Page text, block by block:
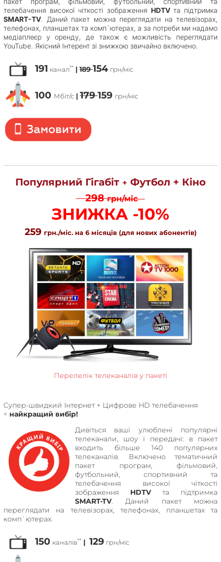
телебачення високої чіткості зображення HDTV та підтримка
SMART-TV. Даний пакет можна переглядати на телевізорах,
телефонах, планшетах та комп`ютерах, а за потреби ми надамо
медіаплеєр у оренду, де також є можливість переглядати
YouTube. Якісний Інтерент зі знижкою звичайно включено.
191 канал** | 189154 грн/міс
100 Мбіт/с | 179159 грн/міс
Популярний Гігабіт + Футбол + Кіно
298 грн/міс
ЗНИЖКА -10%
259 грн./міс. на 6 місяців (для нових абонентів)
Перелелік телеканалів у пакеті
Супер-швидкий Інтернет + Цифрове HD телебачення
= найкращий вибір!
Дивіться ваші улюблені популярні
телеканали, шоу і передачі: в пакет
входить більше 140 популярних
телеканалів. Включено тематичний
пакет програм, фільмовий,
футбольний, спортивний та
телебачення високої чіткості
зображення HDTV та підтримка
SMART-TV. Даний пакет можна
переглядати на телевізорах, телефонах, планшетах та
комп`ютерах.
150 каналів** | 129 грн/міс